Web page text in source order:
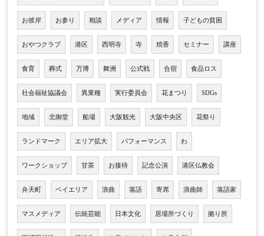
お彼岸 お参り 相談 メディア 情報 子どもの貧困
おやつクラブ 港区 西明寺 寺 焼香 セミナー 講座
食育 葬式 万博 舞洲 公式戦 合宿 食品ロス
社会福祉協議会 異業種 実行委員会 花まつり SDGs
地域 北御堂 船場 大阪観光 大阪中央区 花祭り
ランドマーク エリア拡大 パフォーマンス わ
ワークショップ 甘茶 お接待 記念公演 港区仏教会
弁天町 ベイエリア 浪曲 落語 寄席 浪曲師 落語家
マスメディア 伝統芸能 日本文化 居場所づくり 拠り所